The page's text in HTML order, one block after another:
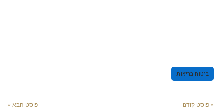
ביטוח בריאות
« פוסט קודם פוסט הבא »